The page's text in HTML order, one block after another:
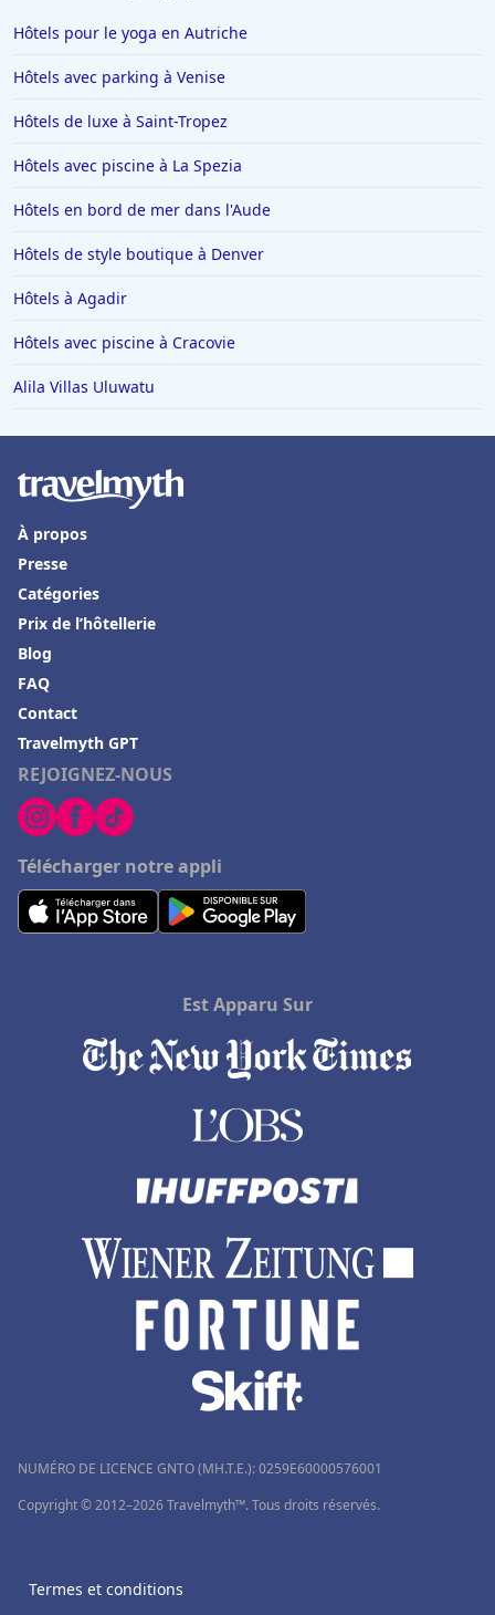
Hôtels pour le yoga en Autriche
Hôtels avec parking à Venise
Hôtels de luxe à Saint-Tropez
Hôtels avec piscine à La Spezia
Hôtels en bord de mer dans l'Aude
Hôtels de style boutique à Denver
Hôtels à Agadir
Hôtels avec piscine à Cracovie
Alila Villas Uluwatu
REJOIGNEZ-NOUS
Télécharger notre appli
À propos
Presse
Catégories
Prix de l’hôtellerie
Blog
FAQ
Contact
Travelmyth GPT
Est Apparu Sur
NUMÉRO DE LICENCE GNTO (MH.T.E.): 0259Ε60000576001
Copyright © 2012–2026 Travelmyth™. Tous droits réservés.
Termes et conditions